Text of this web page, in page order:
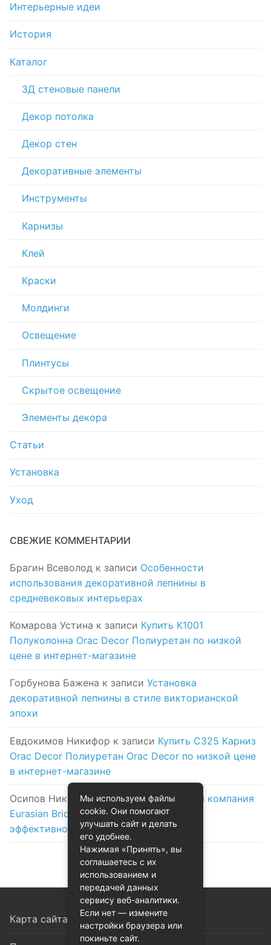
Интерьерные идеи
История
Каталог
3Д стеновые панели
Декор потолка
Декор стен
Декоративные элементы
Инструменты
Карнизы
Клей
Краски
Молдинги
Освещение
Плинтусы
Скрытое освещение
Элементы декора
Статьи
Установка
Уход
СВЕЖИЕ КОММЕНТАРИИ
Брагин Всеволод к записи Особенности
использования декоративной лепнины в
средневековых интерьерах
Комарова Устина к записи Купить K1001
Полуколонна Orac Decor Полиуретан по низкой
цене в интернет-магазине
Горбунова Бажена к записи Установка
декоративной лепнины в стиле викторианской
эпохи
Евдокимов Никифор к записи Купить C325 Карниз
Orac Decor Полиуретан Orac Decor по низкой цене
в интернет-магазине
Осипов Николак записиЛогистическая компания
Eurasian Bridge в Астане: надежность и
эффективность на первом месте
Карта сайта
Мы используем файлы
cookie. Они помогают
улучшать сайт и делать
его удобнее.
Нажимая «Принять», вы
соглашаетесь с их
использованием и
передачей данных
сервису веб-аналитики.
Если нет — измените
настройки браузера или
покиньте сайт.